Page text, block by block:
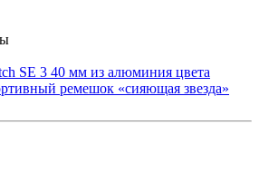
SE 3 40 мм из алюминия цвета
ремешок «сияющая звезда»